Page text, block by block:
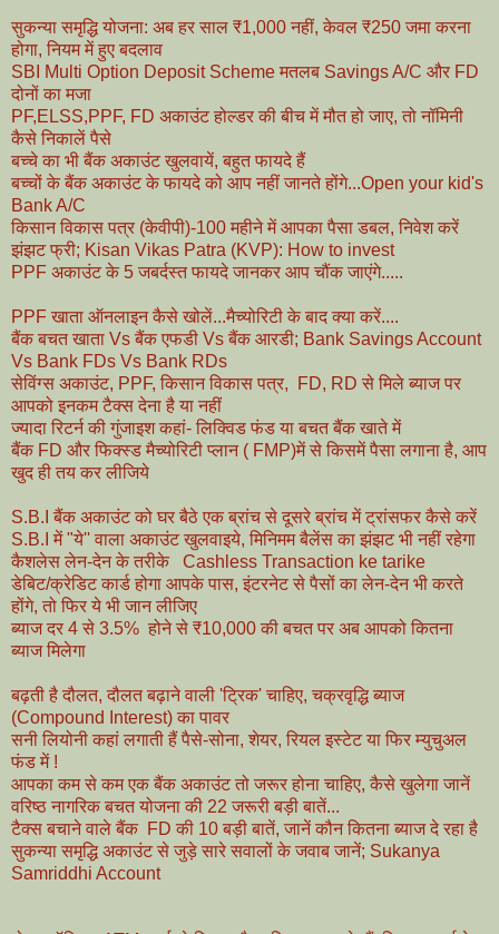
सुकन्या समृद्धि योजना: अब हर साल ₹1,000 नहीं, केवल ₹250 जमा करना
होगा, नियम में हुए बदलाव
SBI Multi Option Deposit Scheme मतलब Savings A/C और FD
दोनों का मजा
PF,ELSS,PPF, FD अकाउंट होल्डर की बीच में मौत हो जाए, तो नॉमिनी
कैसे निकालें पैसे
बच्चे का भी बैंक अकाउंट खुलवायें, बहुत फायदे हैं
बच्चों के बैंक अकाउंट के फायदे को आप नहीं जानते होंगे...Open your kid's
Bank A/C
किसान विकास पत्र (केवीपी)-100 महीने में आपका पैसा डबल, निवेश करें
झंझट फ्री; Kisan Vikas Patra (KVP): How to invest
PPF अकाउंट के 5 जबर्दस्त फायदे जानकर आप चौंक जाएंगे.....
PPF खाता ऑनलाइन कैसे खोलें...मैच्योरिटी के बाद क्या करें....
बैंक बचत खाता Vs बैंक एफडी Vs बैंक आरडी; Bank Savings Account
Vs Bank FDs Vs Bank RDs
सेविंग्स अकाउंट, PPF, किसान विकास पत्र, FD, RD से मिले ब्याज पर
आपको इनकम टैक्स देना है या नहीं
ज्यादा रिटर्न की गुंजाइश कहां- लिक्विड फंड या बचत बैंक खाते में
बैंक FD और फिक्स्ड मैच्योरिटी प्लान ( FMP)में से किसमें पैसा लगाना है, आप
खुद ही तय कर लीजिये
S.B.I बैंक अकाउंट को घर बैठे एक ब्रांच से दूसरे ब्रांच में ट्रांसफर कैसे करें
S.B.I में "ये'' वाला अकाउंट खुलवाइये, मिनिमम बैलेंस का झंझट भी नहीं रहेगा
कैशलेस लेन-देन के तरीके Cashless Transaction ke tarike
डेबिट/क्रेडिट कार्ड होगा आपके पास, इंटरनेट से पैसों का लेन-देन भी करते
होंगे, तो फिर ये भी जान लीजिए
ब्याज दर 4 से 3.5% होने से ₹10,000 की बचत पर अब आपको कितना
ब्याज मिलेगा
बढ़ती है दौलत, दौलत बढ़ाने वाली 'ट्रिक' चाहिए, चक्रवृद्धि ब्याज
(Compound Interest) का पावर
सनी लियोनी कहां लगाती हैं पैसे-सोना, शेयर, रियल इस्टेट या फिर म्युचुअल
फंड में !
आपका कम से कम एक बैंक अकाउंट तो जरूर होना चाहिए, कैसे खुलेगा जानें
वरिष्ठ नागरिक बचत योजना की 22 जरूरी बड़ी बातें...
टैक्स बचाने वाले बैंक FD की 10 बड़ी बातें, जानें कौन कितना ब्याज दे रहा है
सुकन्या समृद्धि अकाउंट से जुड़े सारे सवालों के जवाब जानें; Sukanya
Samriddhi Account